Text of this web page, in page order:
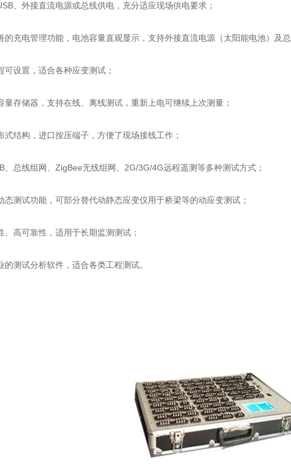
外接直流电源或总线供电，充分适应现场供电要求；
电管理功能，电池容量直观显示，支持外接直流电源（太阳能电池）及总
置，适合各种应变测试；
储器，支持在线、离线测试，重新上电可继续上次测量；
构，进口按压端子，方便了现场接线工作；
线组网、ZigBee无线组网、2G/3G/4G远程遥测等多种测试方式；
试功能，可部分替代动静态应变仪用于桥梁等的动应变测试；
可靠性，适用于长期监测测试；
试分析软件，适合各类工程测试。